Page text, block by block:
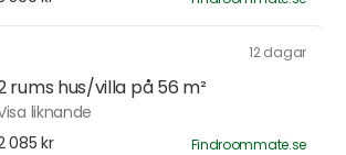
12 dagar
rums hus/villa på 56 m²
liknande
085 kr
Findroommate.se